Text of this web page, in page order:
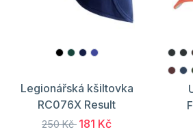
Legionářská kšiltovka
RC076X Result
250 Kč 181 Kč